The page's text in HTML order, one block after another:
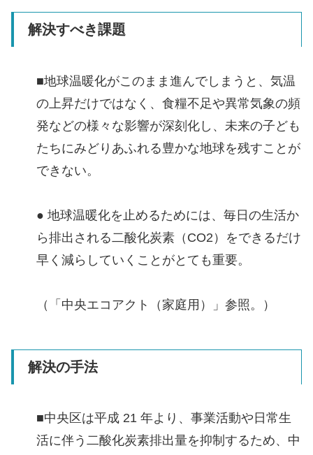
解決すべき課題
■地球温暖化がこのまま進んでしまうと、気温
の上昇だけではなく、食糧不足や異常気象の頻
発などの様々な影響が深刻化し、未来の子ども
たちにみどりあふれる豊かな地球を残すことが
できない。
● 地球温暖化を止めるためには、毎日の生活か
ら排出される二酸化炭素（CO2）をできるだけ
早く減らしていくことがとても重要。
（「中央エコアクト（家庭用）」参照。）
解決の手法
■中央区は平成 21 年より、事業活動や日常生
活に伴う二酸化炭素排出量を抑制するため、中